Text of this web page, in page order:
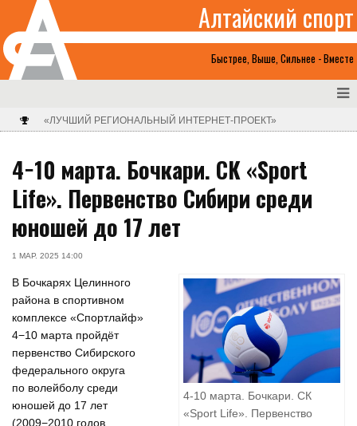
Быстрее, Выше, Сильнее - Вместе
Алтайский спорт
«ЛУЧШИЙ РЕГИОНАЛЬНЫЙ ИНТЕРНЕТ-ПРОЕКТ»
4−10 марта. Бочкари. СК «Sport
Life». Первенство Сибири среди
юношей до 17 лет
1 МАР. 2025 14:00
4-10 марта. Бочкари. СК
«Sport Life». Первенство
В Бочкарях Целинного
района в спортивном
комплексе «Спортлайф»
4−10 марта пройдёт
первенство Сибирского
федерального округа
по волейболу среди
юношей до 17 лет
(2009−2010 годов